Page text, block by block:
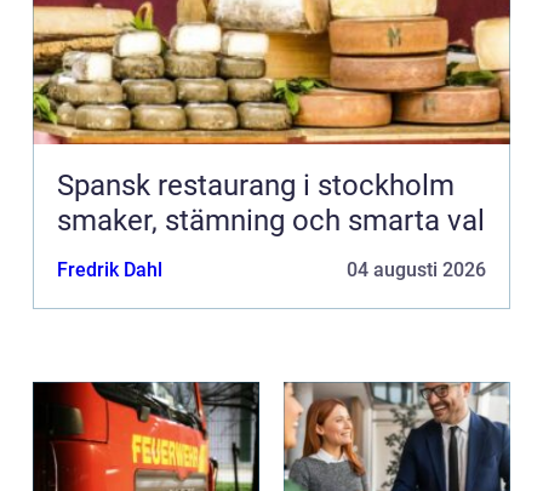
Spansk restaurang i stockholm
smaker, stämning och smarta val
Fredrik Dahl 04 augusti 2026